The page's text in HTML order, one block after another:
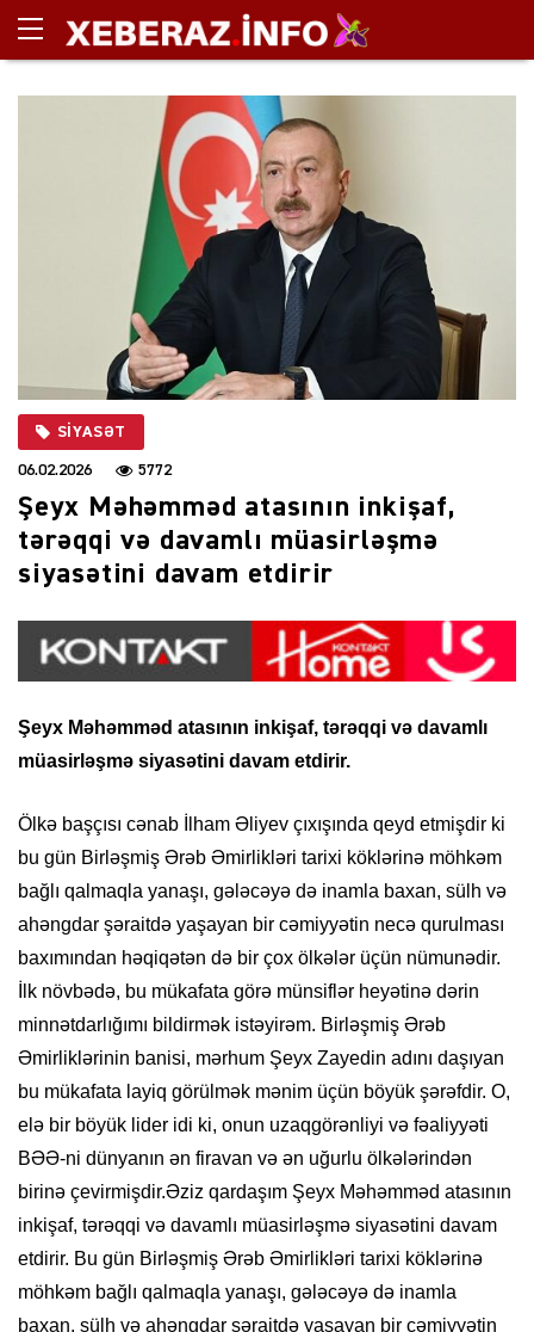
SIYASƏT
06.02.2026 5772
Şeyx Məhəmməd atasının inkişaf,
tərəqqi və davamlı müasirləşmə
siyasətini davam etdirir
Şeyx Məhəmməd atasının inkişaf, tərəqqi və davamlı
müasirləşmə siyasətini davam etdirir.
Ölkə başçısı cənab İlham Əliyev çıxışında qeyd etmişdir ki
bu gün Birləşmiş Ərəb Əmirlikləri tarixi köklərinə möhkəm
bağlı qalmaqla yanaşı, gələcəyə də inamla baxan, sülh və
ahəngdar şəraitdə yaşayan bir cəmiyyətin necə qurulması
baxımından həqiqətən də bir çox ölkələr üçün nümunədir.
İlk növbədə, bu mükafata görə münsiflər heyətinə dərin
minnətdarlığımı bildirmək istəyirəm. Birləşmiş Ərəb
Əmirliklərinin banisi, mərhum Şeyx Zayedin adını daşıyan
bu mükafata layiq görülmək mənim üçün böyük şərəfdir. O,
elə bir böyük lider idi ki, onun uzaqgörənliyi və fəaliyyəti
BƏƏ-ni dünyanın ən firavan və ən uğurlu ölkələrindən
birinə çevirmişdir.Əziz qardaşım Şeyx Məhəmməd atasının
inkişaf, tərəqqi və davamlı müasirləşmə siyasətini davam
etdirir. Bu gün Birləşmiş Ərəb Əmirlikləri tarixi köklərinə
möhkəm bağlı qalmaqla yanaşı, gələcəyə də inamla
baxan, sülh və ahəngdar şəraitdə yaşayan bir cəmiyyətin